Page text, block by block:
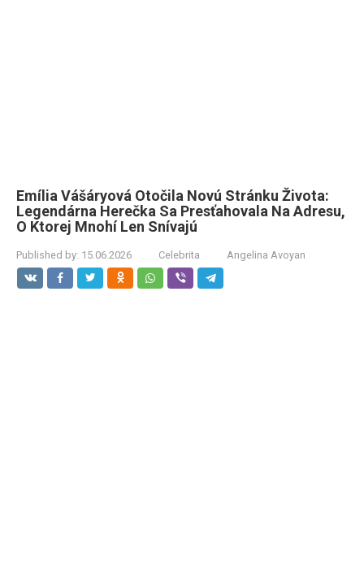
Emília Vášáryová Otočila Novú Stránku Života:
Legendárna Herečka Sa Presťahovala Na Adresu,
O Ktorej Mnohí Len Snívajú
Published by: 15.06.2026 Celebrita Angelina Avoyan